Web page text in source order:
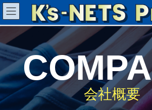
コ
ン
ン
へ
キ
ナ
ビ
ー
ョ
に
会社概要